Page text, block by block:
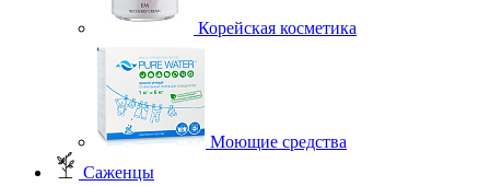
Корейская косметика
Моющие средства
Саженцы